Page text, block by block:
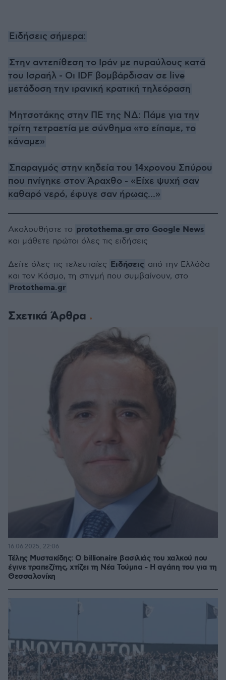
Ειδήσεις σήμερα:
Στην αντεπίθεση το Ιράν με πυραύλους κατά
του Ισραήλ - Οι IDF βομβάρδισαν σε live
μετάδοση την ιρανική κρατική τηλεόραση
Μητσοτάκης στην ΠΕ της ΝΔ: Πάμε για την
τρίτη τετραετία με σύνθημα «το είπαμε, το
κάναμε»
Σπαραγμός στην κηδεία του 14χρονου Σπύρου
που πνίγηκε στον Άραχθο - «Είχε ψυχή σαν
καθαρό νερό, έφυγε σαν ήρωας...»
Σχετικά Άρθρα
Τέλης Μυστακίδης: Ο billionaire βασιλιάς του χαλκού που
έγινε τραπεζίτης, χτίζει τη Νέα Τούμπα - Η αγάπη του για τη
Θεσσαλονίκη
16.06.2025, 22:06
Ακολουθήστε το protothema.gr στο Google News
και μάθετε πρώτοι όλες τις ειδήσεις
Δείτε όλες τις τελευταίες Ειδήσεις από την Ελλάδα
και τον Κόσμο, τη στιγμή που συμβαίνουν, στο
Protothema.gr